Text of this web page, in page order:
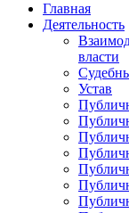
Главная
Деятельность
власти
Устав